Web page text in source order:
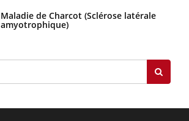
Maladie de Charcot (Sclérose latérale
amyotrophique)